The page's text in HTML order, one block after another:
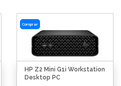
Comprar
HP Z2 Mini G1i Workstation
Desktop PC